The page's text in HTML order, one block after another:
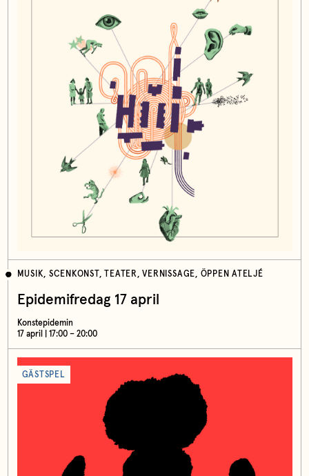
MUSIK, SCENKONST, TEATER, VERNISSAGE, ÖPPEN ATELJÉ
Epidemifredag 17 april
Konstepidemin
17 april | 17:00 – 20:00
GÄSTSPEL